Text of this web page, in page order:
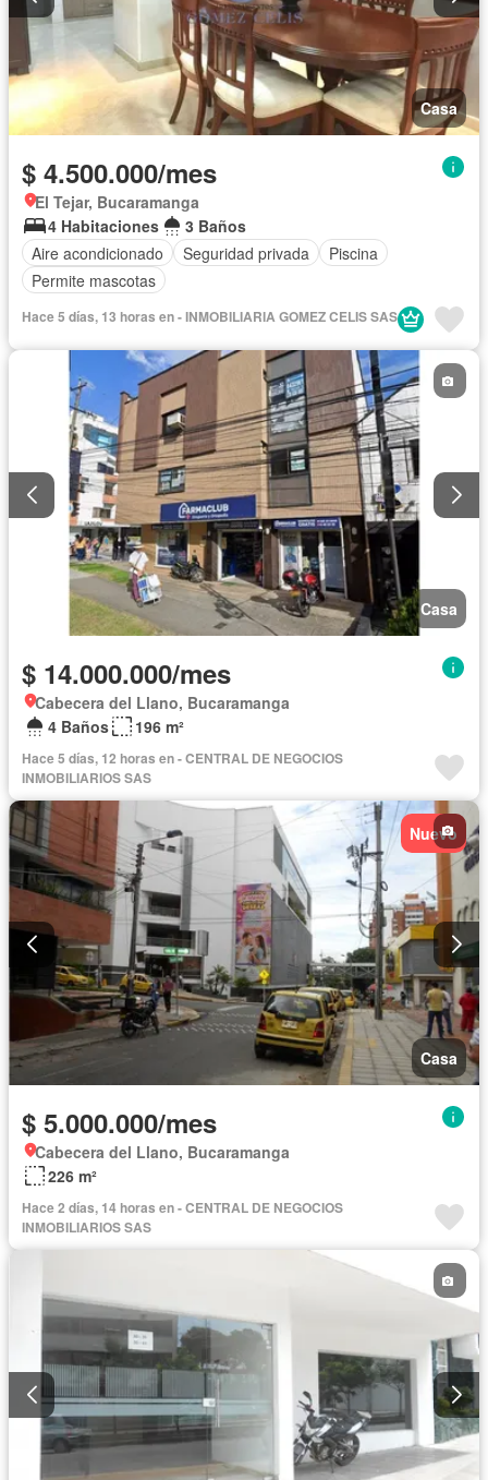
Casa
$ 4.500.000/mes
El Tejar, Bucaramanga
4 Habitaciones
3 Baños
Aire acondicionado
Seguridad privada
Piscina
Permite mascotas
Hace 5 días, 13 horas en - INMOBILIARIA GOMEZ CELIS SAS
Casa
$ 14.000.000/mes
Cabecera del Llano, Bucaramanga
4 Baños
196 m²
Hace 5 días, 12 horas en - CENTRAL DE NEGOCIOS
INMOBILIARIOS SAS
Nuevo
Casa
$ 5.000.000/mes
Cabecera del Llano, Bucaramanga
226 m²
Hace 2 días, 14 horas en - CENTRAL DE NEGOCIOS
INMOBILIARIOS SAS